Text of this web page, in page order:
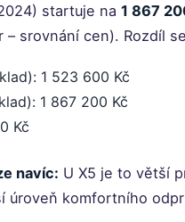
startuje na 1 867
– srovnání cen). Rozdíl
1 523 600 Kč
1 867 200 Kč
Kč
navíc: U X5 je to větší
úroveň komfortního